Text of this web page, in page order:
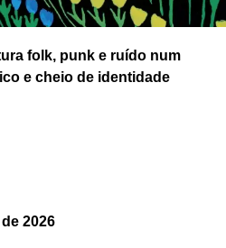
folk, punk e ruído num
e cheio de identidade
2026